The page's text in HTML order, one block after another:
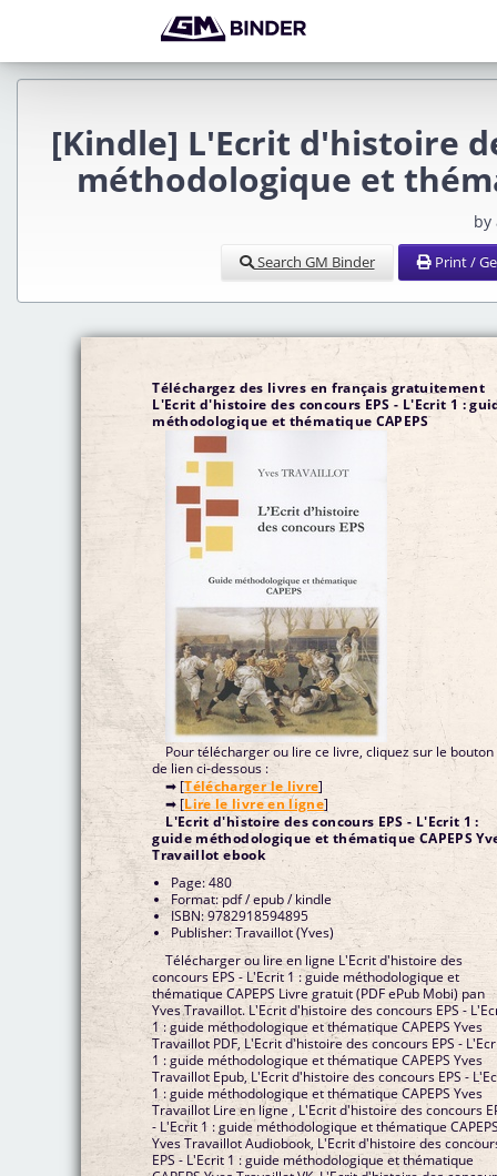
[Kindle] L'Ecrit d'histoire
méthodologique et
by
Search GM Binder Print /
Téléchargez des livres en français gratuitement
L'Ecrit d'histoire des concours EPS - L'Ecrit 1 :
méthodologique et thématique CAPEPS
Pour télécharger ou lire ce livre, cliquez sur le bouton
de lien ci-dessous :
➡ [Télécharger le livre]
➡ [Lire le livre en ligne]
L'Ecrit d'histoire des concours EPS - L'Ecrit 1 :
guide méthodologique et thématique CAPEPS
Travaillot ebook
Page: 480
Format: pdf / epub / kindle
ISBN: 9782918594895
Publisher: Travaillot (Yves)
Télécharger ou lire en ligne L'Ecrit d'histoire des
concours EPS - L'Ecrit 1 : guide méthodologique et
thématique CAPEPS Livre gratuit (PDF ePub Mobi) pan
Yves Travaillot. L'Ecrit d'histoire des concours EPS -
1 : guide méthodologique et thématique CAPEPS Yves
Travaillot PDF, L'Ecrit d'histoire des concours EPS -
1 : guide méthodologique et thématique CAPEPS Yves
Travaillot Epub, L'Ecrit d'histoire des concours EPS -
1 : guide méthodologique et thématique CAPEPS Yves
Travaillot Lire en ligne , L'Ecrit d'histoire des concours
- L'Ecrit 1 : guide méthodologique et thématique
Yves Travaillot Audiobook, L'Ecrit d'histoire des
EPS - L'Ecrit 1 : guide méthodologique et thématique